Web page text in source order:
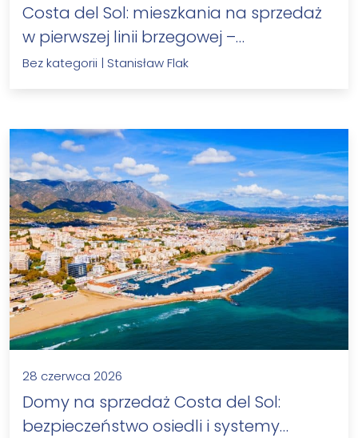
Costa del Sol: mieszkania na sprzedaż
w pierwszej linii brzegowej –…
Bez kategorii | Stanisław Flak
28 czerwca 2026
Domy na sprzedaż Costa del Sol:
bezpieczeństwo osiedli i systemy